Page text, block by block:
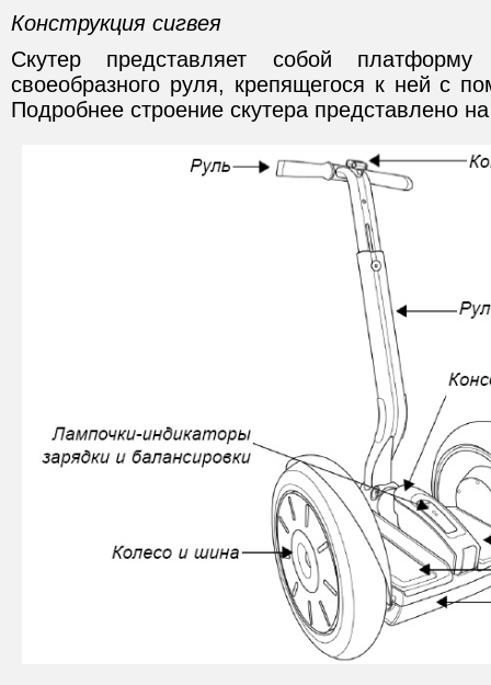
Конструкция сигвея
Скутер представляет собой
своеобразного руля, крепящегося к ней с
Подробнее строение скутера представлено